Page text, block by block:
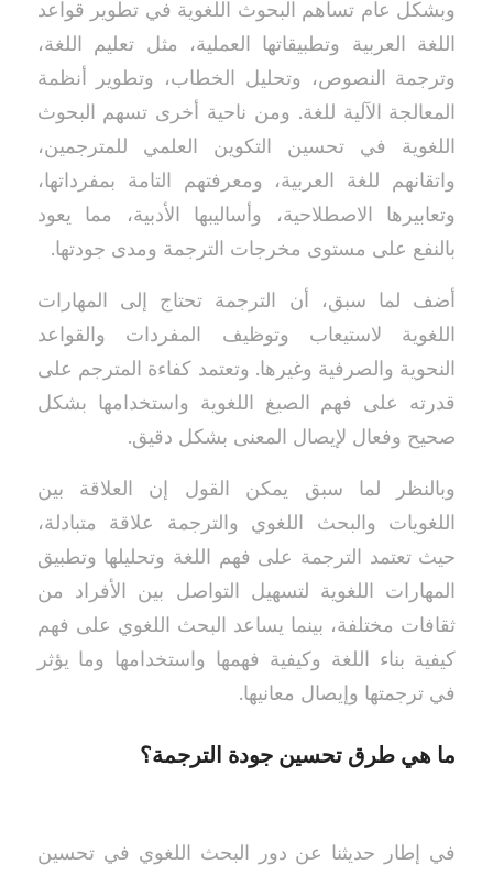
وبشكل عام تساهم البحوث اللغوية في تطوير قواعد
اللغة العربية وتطبيقاتها العملية، مثل تعليم اللغة،
وترجمة النصوص، وتحليل الخطاب، وتطوير أنظمة
المعالجة الآلية للغة. ومن ناحية أخرى تسهم البحوث
اللغوية في تحسين التكوين العلمي للمترجمين،
واتقانهم للغة العربية، ومعرفتهم التامة بمفرداتها،
وتعابيرها الاصطلاحية، وأساليبها الأدبية، مما يعود
بالنفع على مستوى مخرجات الترجمة ومدى جودتها.
أضف لما سبق، أن الترجمة تحتاج إلى المهارات
اللغوية لاستيعاب وتوظيف المفردات والقواعد
النحوية والصرفية وغيرها. وتعتمد كفاءة المترجم على
قدرته على فهم الصيغ اللغوية واستخدامها بشكل
صحيح وفعال لإيصال المعنى بشكل دقيق.
وبالنظر لما سبق يمكن القول إن العلاقة بين
اللغويات والبحث اللغوي والترجمة علاقة متبادلة،
حيث تعتمد الترجمة على فهم اللغة وتحليلها وتطبيق
المهارات اللغوية لتسهيل التواصل بين الأفراد من
ثقافات مختلفة، بينما يساعد البحث اللغوي على فهم
كيفية بناء اللغة وكيفية فهمها واستخدامها وما يؤثر
في ترجمتها وإيصال معانيها.
ما هي طرق تحسين جودة الترجمة؟
في إطار حديثنا عن دور البحث اللغوي في تحسين